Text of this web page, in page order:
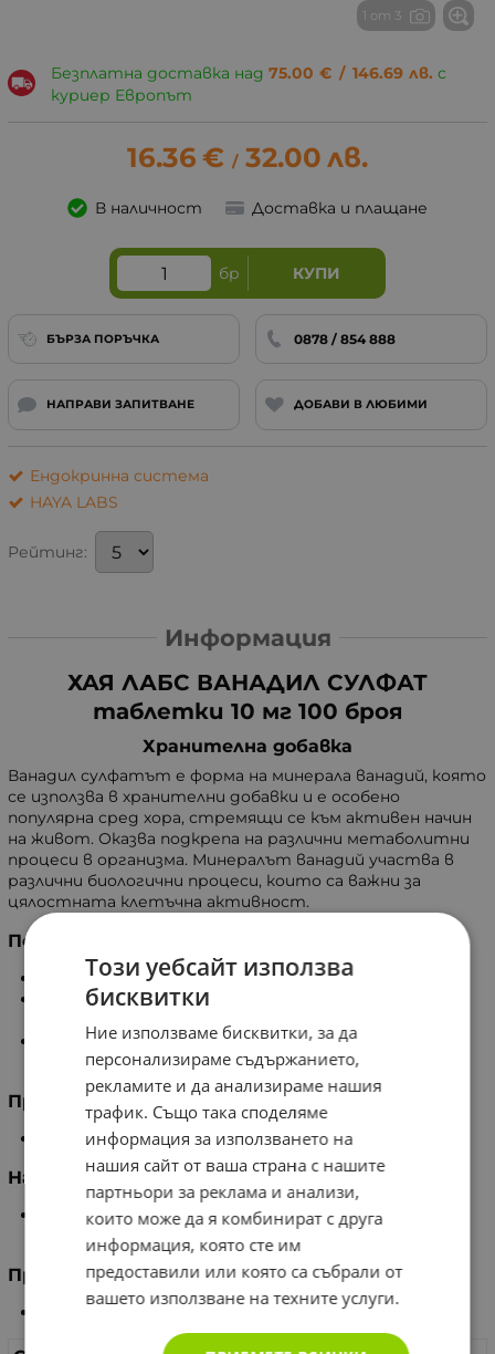
1 от 3
Безплатна доставка над 75.00 € / 146.69 лв. с
куриер Европът
16.36 € / 32.00 лв.
В наличност Доставка и плащане
бр КУПИ
БЪРЗА ПОРЪЧКА 0878 / 854 888
НАПРАВИ ЗАПИТВАНЕ ДОБАВИ В ЛЮБИМИ
Ендокринна система
HAYA LABS
Рейтинг:
Информация
ХАЯ ЛАБС ВАНАДИЛ СУЛФАТ
таблетки 10 мг 100 броя
Хранителна добавка
Ванадил сулфатът е форма на минерала ванадий, която
се използва в хранителни добавки и е особено
популярна сред хора, стремящи се към активен начин
на живот. Оказва подкрепа на различни метаболитни
процеси в организма. Минералът ванадий участва в
различни биологични процеси, които са важни за
цялостната клетъчна активност.
Ползи
Подпомага усещането за сила и издръжливост
Благоприятства изграждането на мускулна маса
Допринася за регулиране на нивата на кръвната
Препоръчителен дневен прием
1 таблетка.
Начин на приготвяне
Приемайте 1 таблетка дневно по време на
Предназначение
Подпомага за нормалните нива на кръвната захар.
Този уебсайт използва
бисквитки
Ние използваме бисквитки, за да
персонализираме съдържанието,
рекламите и да анализираме нашия
трафик. Също така споделяме
информация за използването на
нашия сайт от ваша страна с нашите
партньори за реклама и анализи,
които може да я комбинират с друга
информация, която сте им
предоставили или която са събрали от
вашето използване на техните услуги.